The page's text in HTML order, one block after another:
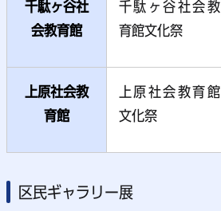
千駄ヶ谷社
会教育館
千駄ヶ谷社会教
育館文化祭
上原社会教
育館
上原社会教育館
文化祭
区民ギャラリー展